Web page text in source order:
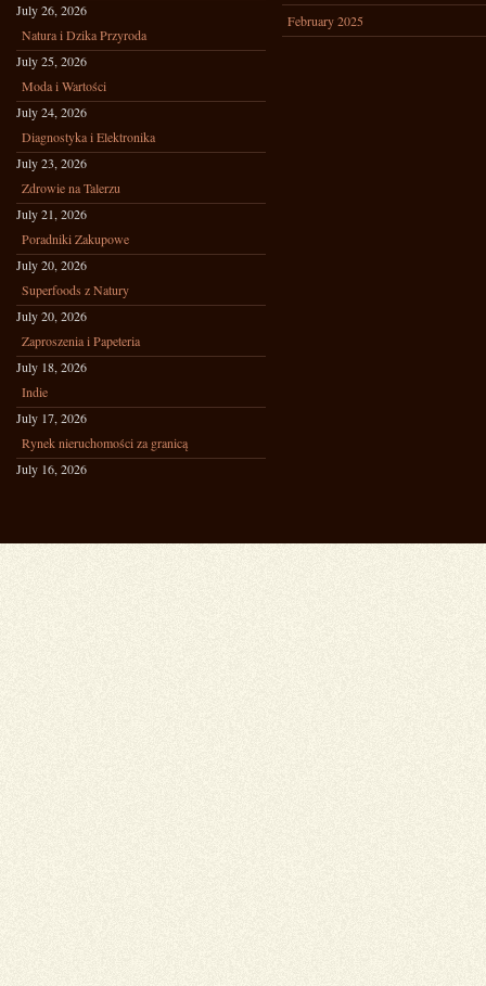
July 26, 2026
Natura i Dzika Przyroda
July 25, 2026
Moda i Wartości
July 24, 2026
Diagnostyka i Elektronika
July 23, 2026
Zdrowie na Talerzu
July 21, 2026
Poradniki Zakupowe
July 20, 2026
Superfoods z Natury
July 20, 2026
Zaproszenia i Papeteria
July 18, 2026
Indie
July 17, 2026
Rynek nieruchomości za granicą
July 16, 2026
February 2025